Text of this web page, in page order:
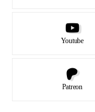
Youtube
Patreon